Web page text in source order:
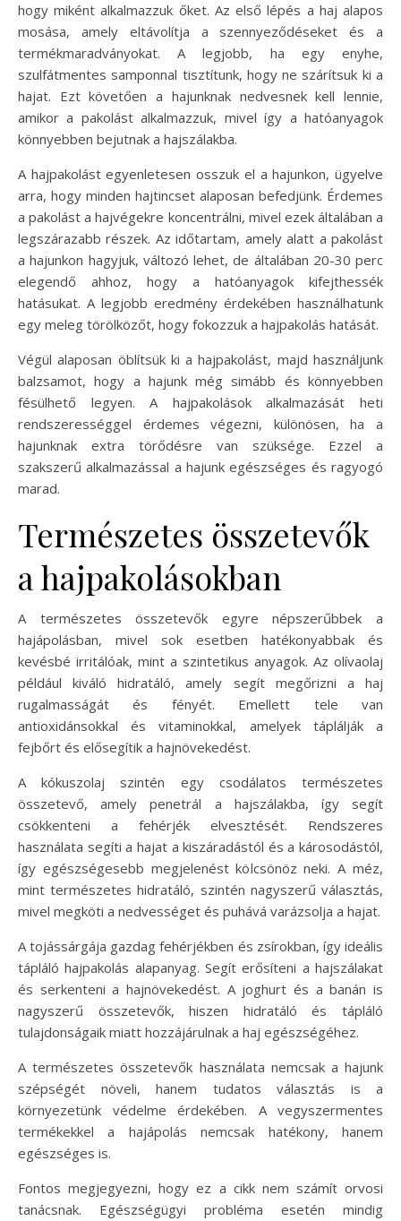
hogy miként alkalmazzuk őket. Az első lépés a haj alapos
mosása, amely eltávolítja a szennyeződéseket és a
termékmaradványokat. A legjobb, ha egy enyhe,
szulfátmentes samponnal tisztítunk, hogy ne szárítsuk ki a
hajat. Ezt követően a hajunknak nedvesnek kell lennie,
amikor a pakolást alkalmazzuk, mivel így a hatóanyagok
könnyebben bejutnak a hajszálakba.
A hajpakolást egyenletesen osszuk el a hajunkon, ügyelve
arra, hogy minden hajtincset alaposan befedjünk. Érdemes
a pakolást a hajvégekre koncentrálni, mivel ezek általában a
legszárazabb részek. Az időtartam, amely alatt a pakolást
a hajunkon hagyjuk, változó lehet, de általában 20-30 perc
elegendő ahhoz, hogy a hatóanyagok kifejthessék
hatásukat. A legjobb eredmény érdekében használhatunk
egy meleg törölközőt, hogy fokozzuk a hajpakolás hatását.
Végül alaposan öblítsük ki a hajpakolást, majd használjunk
balzsamot, hogy a hajunk még simább és könnyebben
fésülhető legyen. A hajpakolások alkalmazását heti
rendszerességgel érdemes végezni, különösen, ha a
hajunknak extra törődésre van szüksége. Ezzel a
szakszerű alkalmazással a hajunk egészséges és ragyogó
marad.
Természetes összetevők
a hajpakolásokban
A természetes összetevők egyre népszerűbbek a
hajápolásban, mivel sok esetben hatékonyabbak és
kevésbé irritálóak, mint a szintetikus anyagok. Az olívaolaj
például kiváló hidratáló, amely segít megőrizni a haj
rugalmasságát és fényét. Emellett tele van
antioxidánsokkal és vitaminokkal, amelyek táplálják a
fejbőrt és elősegítik a hajnövekedést.
A kókuszolaj szintén egy csodálatos természetes
összetevő, amely penetrál a hajszálakba, így segít
csökkenteni a fehérjék elvesztését. Rendszeres
használata segíti a hajat a kiszáradástól és a károsodástól,
így egészségesebb megjelenést kölcsönöz neki. A méz,
mint természetes hidratáló, szintén nagyszerű választás,
mivel megköti a nedvességet és puhává varázsolja a hajat.
A tojássárgája gazdag fehérjékben és zsírokban, így ideális
tápláló hajpakolás alapanyag. Segít erősíteni a hajszálakat
és serkenteni a hajnövekedést. A joghurt és a banán is
nagyszerű összetevők, hiszen hidratáló és tápláló
tulajdonságaik miatt hozzájárulnak a haj egészségéhez.
A természetes összetevők használata nemcsak a hajunk
szépségét növeli, hanem tudatos választás is a
környezetünk védelme érdekében. A vegyszermentes
termékekkel a hajápolás nemcsak hatékony, hanem
egészséges is.
Fontos megjegyezni, hogy ez a cikk nem számít orvosi
tanácsnak. Egészségügyi probléma esetén mindig